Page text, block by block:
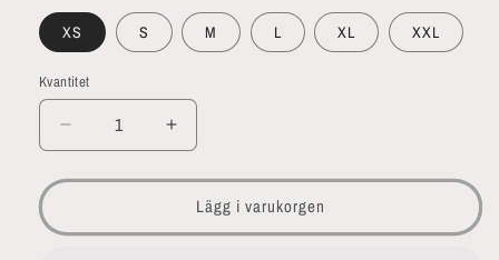
XS S M L XL XXL
Kvantitet
Minska
kvantitet
för
daj
Öka
kvantitet
för
Bete
daj
Lägg i varukorgen